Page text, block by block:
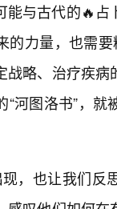
能与古代的🔥
力量，也需
战略、治疗疾
“河图洛书”，
现，也让我们